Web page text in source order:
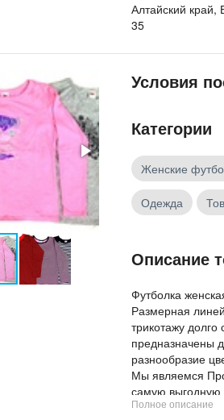
Алтайский край,
35
Условия
Категории
Женские
Одежда
Описание
Футболка
Размерная
трикотажу долго
предназначены
разнообразие
Мы являемся
самую выгодную
оптовых
Полное описание